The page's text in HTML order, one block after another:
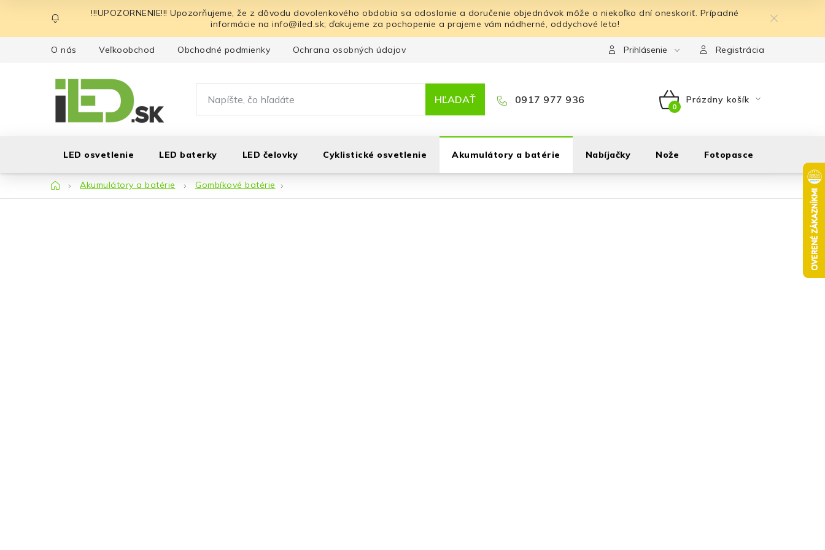
obsah
!!!UPOZORNENIE!!! Upozorňujeme, že z dôvodu dovolenkového obdobia sa odoslanie a doručenie objednávok môže o niekoľko dní oneskoriť. Prípadné
informácie na info@iled.sk; ďakujeme za pochopenie a prajeme vám nádherné, oddychové leto!
O nás Veľkoobchod Obchodné podmienky Ochrana osobných údajov Prihlásenie Registrácia
HĽADAŤ 0917 977 936
NÁKUPNÝ
Prázdny košík
LED osvetlenie LED baterky LED čelovky Cyklistické osvetlenie Akumulátory a batérie Nabíjačky Nože Fotopasce
DomovAkumulátory a batérie Gombíkové batérie